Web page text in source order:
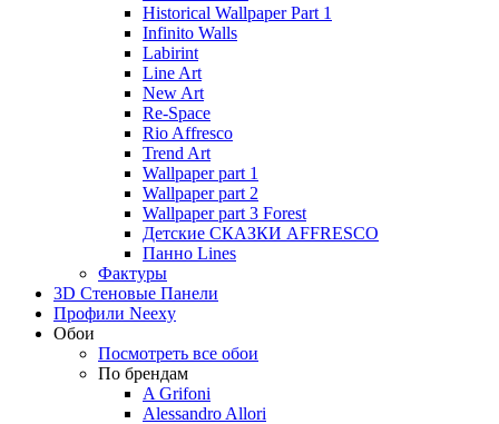
Historical Wallpaper Part 1
Infinito Walls
Labirint
Line Art
New Art
Re-Space
Rio Affresco
Trend Art
Wallpaper part 1
Wallpaper part 2
Wallpaper part 3 Forest
Детские СКАЗКИ AFFRESCO
Панно Lines
Фактуры
3D Стеновые Панели
Профили Neexy
Обои
Посмотреть все обои
По брендам
A Grifoni
Alessandro Allori